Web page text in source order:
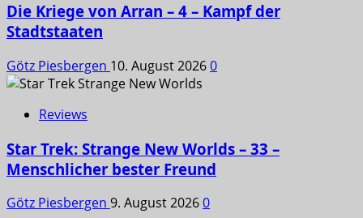
Die Kriege von Arran – 4 – Kampf der
Stadtstaaten
Götz Piesbergen 10. August 20260
Reviews
Star Trek: Strange New Worlds – 33 –
Menschlicher bester Freund
Götz Piesbergen 9. August 20260